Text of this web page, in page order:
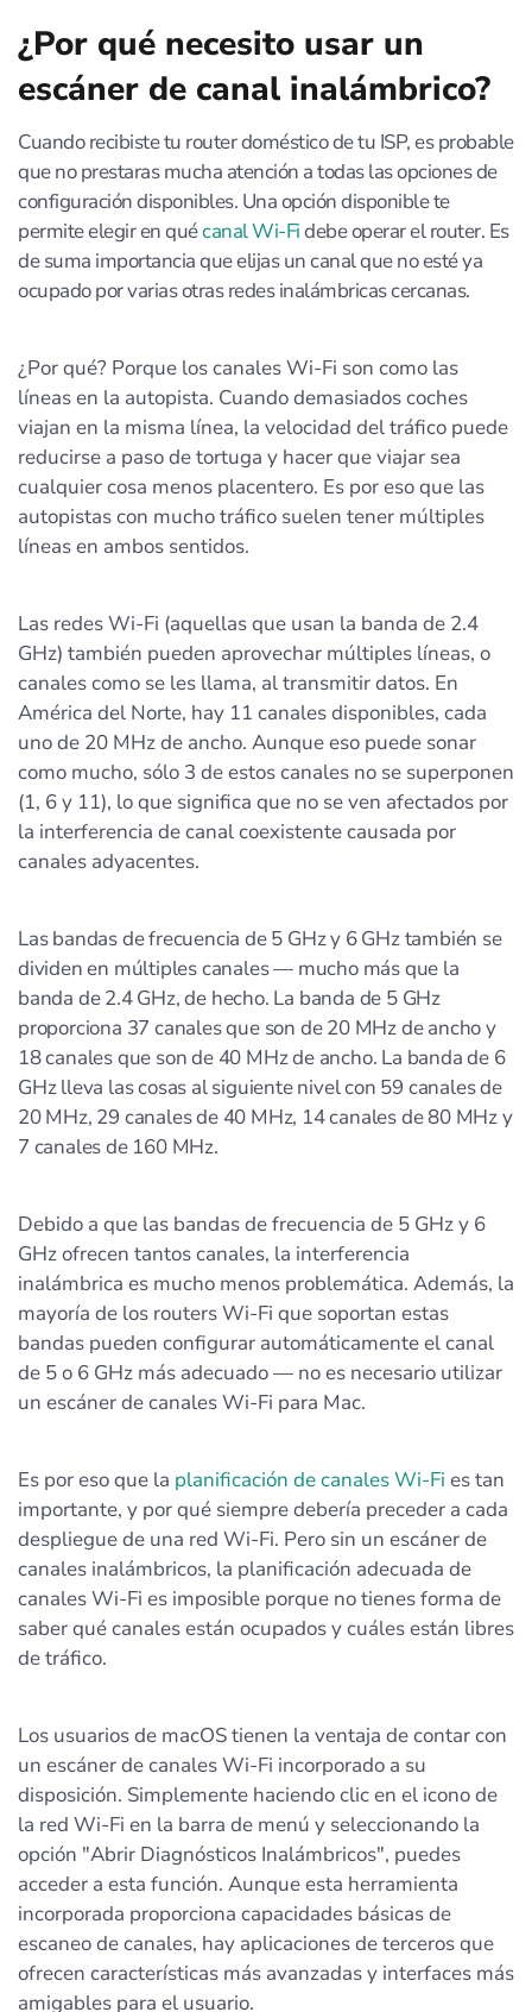
¿Por qué necesito usar un
escáner de canal inalámbrico?
Cuando recibiste tu router doméstico de tu ISP, es probable
que no prestaras mucha atención a todas las opciones de
configuración disponibles. Una opción disponible te
permite elegir en quécanal Wi-Fidebe operar el router. Es
de suma importancia que elijas un canal que no esté ya
ocupado por varias otras redes inalámbricas cercanas.
¿Por qué? Porque los canales Wi-Fi son como las
líneas en la autopista. Cuando demasiados coches
viajan en la misma línea, la velocidad del tráfico puede
reducirse a paso de tortuga y hacer que viajar sea
cualquier cosa menos placentero. Es por eso que las
autopistas con mucho tráfico suelen tener múltiples
líneas en ambos sentidos.
Las redes Wi-Fi (aquellas que usan la banda de 2.4
GHz) también pueden aprovechar múltiples líneas, o
canales como se les llama, al transmitir datos. En
América del Norte, hay 11 canales disponibles, cada
uno de 20 MHz de ancho. Aunque eso puede sonar
como mucho, sólo 3 de estos canales no se superponen
(1, 6 y 11), lo que significa que no se ven afectados por
la interferencia de canal coexistente causada por
canales adyacentes.
Las bandas de frecuencia de 5 GHz y 6 GHz también se
dividen en múltiples canales — mucho más que la
banda de 2.4 GHz, de hecho. La banda de 5 GHz
proporciona 37 canales que son de 20 MHz de ancho y
18 canales que son de 40 MHz de ancho. La banda de 6
GHz lleva las cosas al siguiente nivel con 59 canales de
20 MHz, 29 canales de 40 MHz, 14 canales de 80 MHz y
7 canales de 160 MHz.
Debido a que las bandas de frecuencia de 5 GHz y 6
GHz ofrecen tantos canales, la interferencia
inalámbrica es mucho menos problemática. Además, la
mayoría de los routers Wi-Fi que soportan estas
bandas pueden configurar automáticamente el canal
de 5 o 6 GHz más adecuado — no es necesario utilizar
un escáner de canales Wi-Fi para Mac.
Es por eso que la planificación de canales Wi-Fi es tan
importante, y por qué siempre debería preceder a cada
despliegue de una red Wi-Fi. Pero sin un escáner de
canales inalámbricos, la planificación adecuada de
canales Wi-Fi es imposible porque no tienes forma de
saber qué canales están ocupados y cuáles están libres
de tráfico.
Los usuarios de macOS tienen la ventaja de contar con
un escáner de canales Wi-Fi incorporado a su
disposición. Simplemente haciendo clic en el icono de
la red Wi-Fi en la barra de menú y seleccionando la
opción "Abrir Diagnósticos Inalámbricos", puedes
acceder a esta función. Aunque esta herramienta
incorporada proporciona capacidades básicas de
escaneo de canales, hay aplicaciones de terceros que
ofrecen características más avanzadas y interfaces más
amigables para el usuario.